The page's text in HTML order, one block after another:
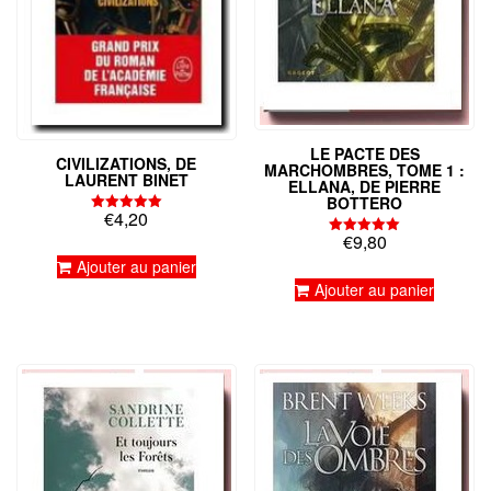
CIVILIZATIONS, DE
LAURENT BINET
Note
5.00
€4,20
Ajouter au panier
LE PACTE DES
MARCHOMBRES, TOME 1 :
ELLANA, DE PIERRE
BOTTERO
Note
€9,80
Ajouter au panier